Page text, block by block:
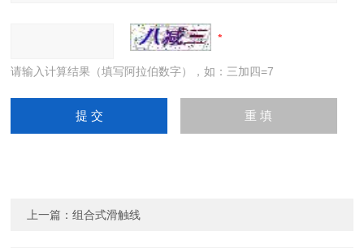
请输入计算结果（填写阿拉伯数字），如：三加四=7
上一篇：组合式滑触线